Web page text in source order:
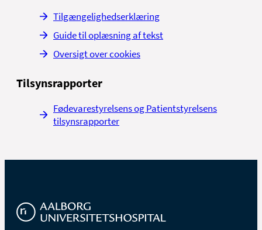
Tilgængelighedserklæring
Guide til oplæsning af tekst
Oversigt over cookies
Tilsynsrapporter
Fødevarestyrelsens og Patientstyrelsens
tilsynsrapporter